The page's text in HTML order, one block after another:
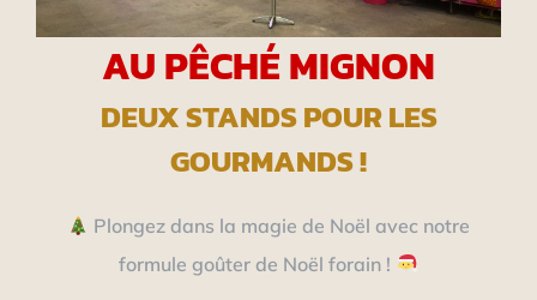
AU PÊCHÉ MIGNON
DEUX STANDS POUR LES
GOURMANDS !
Plongez dans la magie de Noël avec notre
formule goûter de Noël forain !